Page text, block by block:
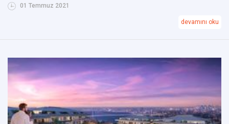
01 Temmuz 2021
devamını oku